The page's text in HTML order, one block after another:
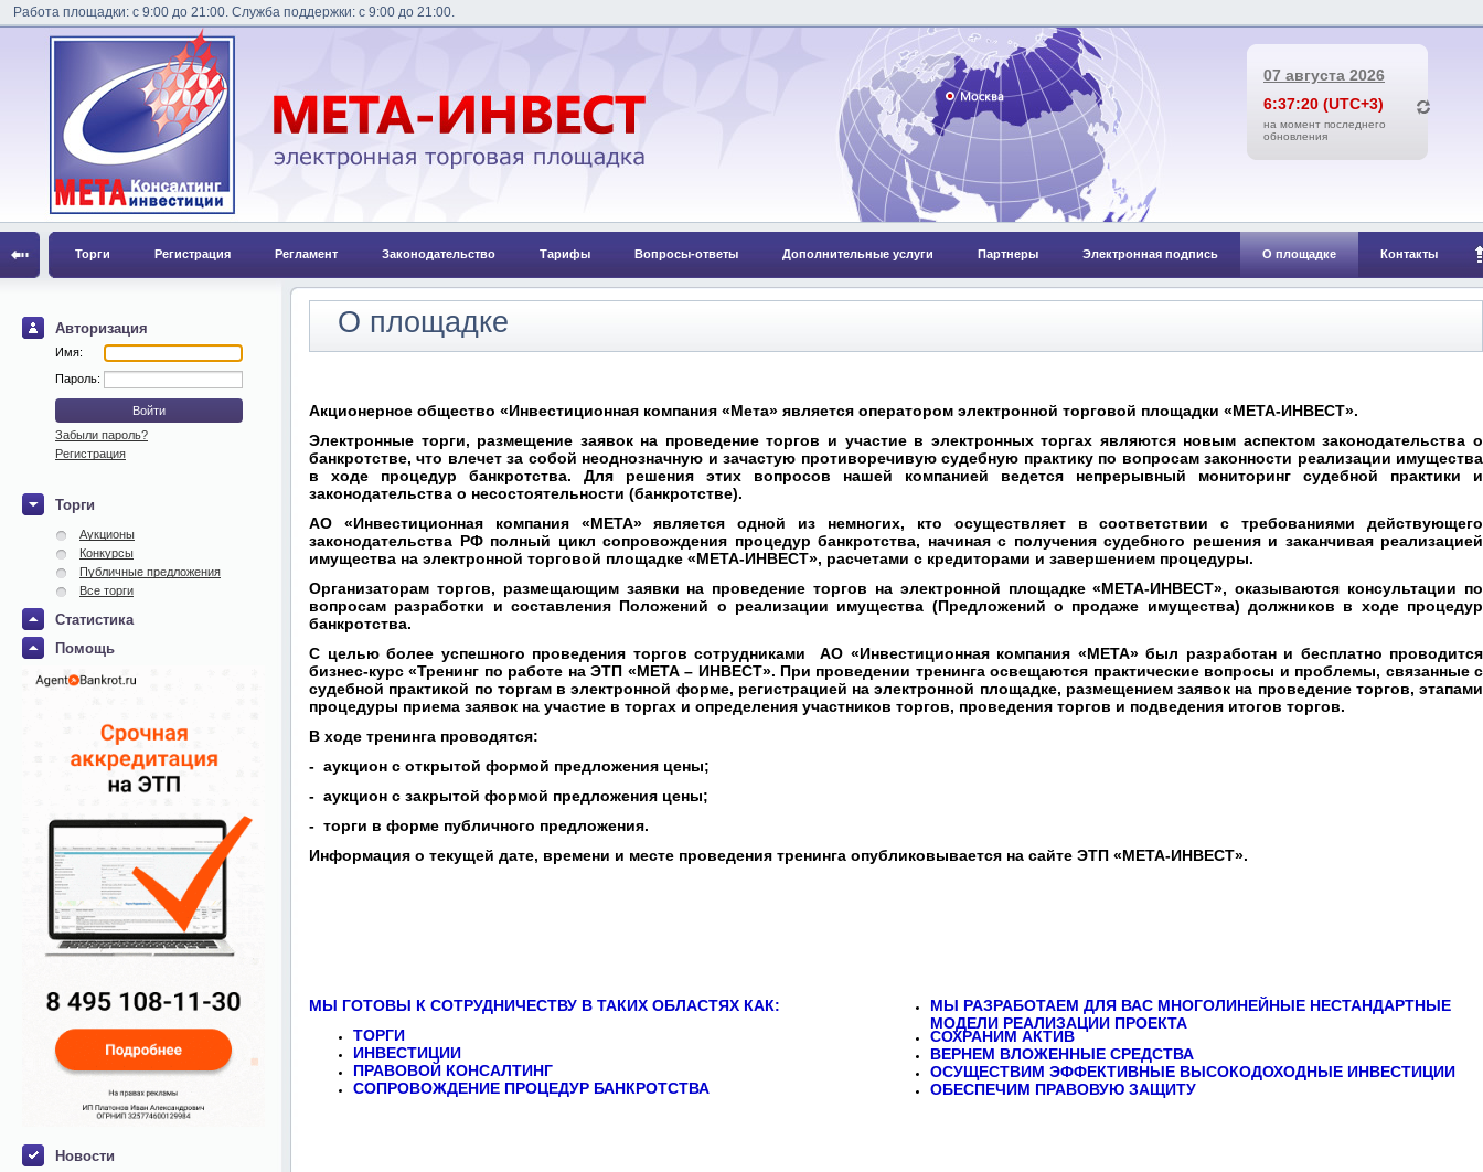
07 августа 2026
6:37:20 (UTC+3)
на момент последнего
обновления
Работа площадки: с 9:00 до 21:00. Служба поддержки: с 9:00 до 21:00.
Торги Регистрация Регламент Законодательство Тарифы Вопросы-ответы Дополнительные услуги Партнеры Электронная подпись О площадке Контакты
Авторизация
Имя:
Пароль:
Забыли пароль?
Регистрация
Торги
Аукционы
Конкурсы
Публичные предложения
Все торги
Статистика
Помощь
Новости
О площадке
Акционерное общество «Инвестиционная компания «Мета» является оператором электронной торговой площадки «МЕТА-ИНВЕСТ».
Электронные торги, размещение заявок на проведение торгов и участие в электронных торгах являются новым аспектом законодательства о
банкротстве, что влечет за собой неоднозначную и зачастую противоречивую судебную практику по вопросам законности реализации имущества
в ходе процедур банкротства. Для решения этих вопросов нашей компанией ведется непрерывный мониторинг судебной практики и
законодательства о несостоятельности (банкротстве).
АО «Инвестиционная компания «МЕТА» является одной из немногих, кто осуществляет в соответствии с требованиями действующего
законодательства РФ полный цикл сопровождения процедур банкротства, начиная с получения судебного решения и заканчивая реализацией
имущества на электронной торговой площадке «МЕТА-ИНВЕСТ», расчетами с кредиторами и завершением процедуры.
Организаторам торгов, размещающим заявки на проведение торгов на электронной площадке «МЕТА-ИНВЕСТ», оказываются консультации по
вопросам разработки и составления Положений о реализации имущества (Предложений о продаже имущества) должников в ходе процедур
банкротства.
С целью более успешного проведения торгов сотрудниками АО «Инвестиционная компания «МЕТА» был разработан и бесплатно проводится
бизнес-курс «Тренинг по работе на ЭТП «МЕТА – ИНВЕСТ». При проведении тренинга освещаются практические вопросы и проблемы, связанные с
судебной практикой по торгам в электронной форме, регистрацией на электронной площадке, размещением заявок на проведение торгов, этапами
процедуры приема заявок на участие в торгах и определения участников торгов, проведения торгов и подведения итогов торгов.
В ходе тренинга проводятся:
- аукцион с открытой формой предложения цены;
- аукцион с закрытой формой предложения цены;
- торги в форме публичного предложения.
Информация о текущей дате, времени и месте проведения тренинга опубликовывается на сайте ЭТП «МЕТА-ИНВЕСТ».
МЫ ГОТОВЫ К СОТРУДНИЧЕСТВУ В ТАКИХ ОБЛАСТЯХ КАК:
ТОРГИ
ИНВЕСТИЦИИ
ПРАВОВОЙ КОНСАЛТИНГ
СОПРОВОЖДЕНИЕ ПРОЦЕДУР БАНКРОТСТВА
МЫ РАЗРАБОТАЕМ ДЛЯ ВАС МНОГОЛИНЕЙНЫЕ НЕСТАНДАРТНЫЕ
МОДЕЛИ РЕАЛИЗАЦИИ ПРОЕКТА
СОХРАНИМ АКТИВ
ВЕРНЕМ ВЛОЖЕННЫЕ СРЕДСТВА
ОСУЩЕСТВИМ ЭФФЕКТИВНЫЕ ВЫСОКОДОХОДНЫЕ ИНВЕСТИЦИИ
ОБЕСПЕЧИМ ПРАВОВУЮ ЗАЩИТУ